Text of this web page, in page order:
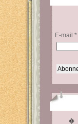
E-mail *